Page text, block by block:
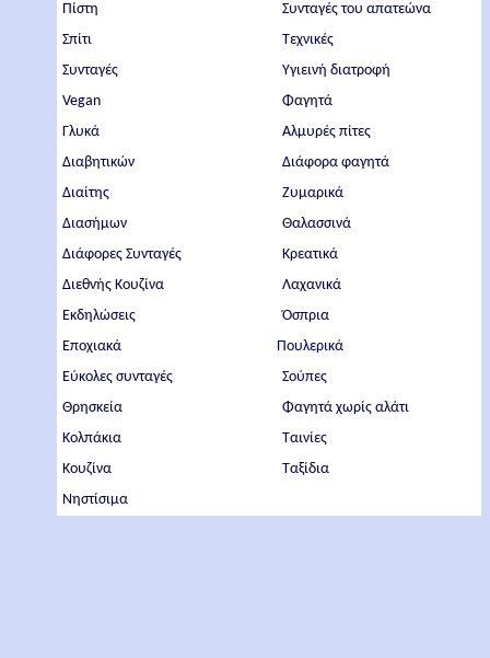
Πίστη
Σπίτι
Συνταγές
Vegan
Γλυκά
Διαβητικών
Διαίτης
Διασήμων
Διάφορες Συνταγές
Διεθνής Κουζίνα
Εκδηλώσεις
Εποχιακά
Εύκολες συνταγές
Θρησκεία
Κολπάκια
Κουζίνα
Νηστίσιμα
Συνταγές του απατεώνα
Τεχνικές
Υγιεινή διατροφή
Φαγητά
Αλμυρές πίτες
Διάφορα φαγητά
Ζυμαρικά
Θαλασσινά
Κρεατικά
Λαχανικά
Όσπρια
Πουλερικά
Σούπες
Φαγητά χωρίς αλάτι
Ταινίες
Ταξίδια